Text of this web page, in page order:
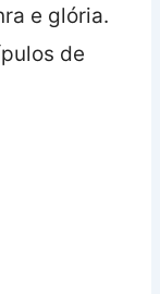
e glória.
de